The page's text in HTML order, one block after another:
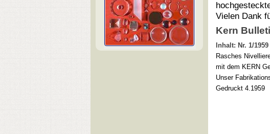
Vielen Dank
Kern
Inhalt: Nr. 1/1959
Rasches
mit dem KERN
Unser
Gedruckt 4.1959